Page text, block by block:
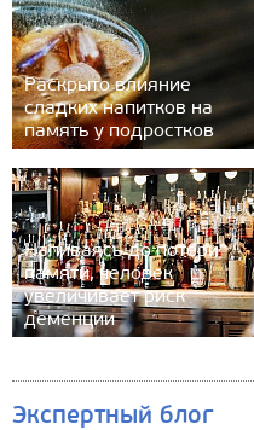
Раскрыто влияние
сладких напитков на
память у подростков
Напиваясь до потери
памяти, человек
увеличивает риск
деменции
Экспертный блог